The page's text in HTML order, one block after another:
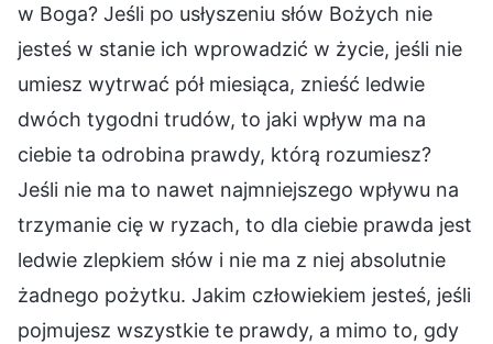
w Boga? Jeśli po usłyszeniu słów Bożych nie
jesteś w stanie ich wprowadzić w życie, jeśli nie
umiesz wytrwać pół miesiąca, znieść ledwie
dwóch tygodni trudów, to jaki wpływ ma na
ciebie ta odrobina prawdy, którą rozumiesz?
Jeśli nie ma to nawet najmniejszego wpływu na
trzymanie cię w ryzach, to dla ciebie prawda jest
ledwie zlepkiem słów i nie ma z niej absolutnie
żadnego pożytku. Jakim człowiekiem jesteś, jeśli
pojmujesz wszystkie te prawdy, a mimo to, gdy